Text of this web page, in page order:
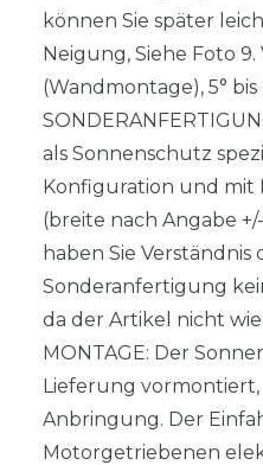
können Sie später
Neigung, Siehe Foto 9.
(Wandmontage), 5°
als Sonnenschutz
Konfiguration und mit
(breite nach Angabe
haben Sie Verständnis
Sonderanfertigung
da der Artikel nicht
MONTAGE: Der
Lieferung
Anbringung. Der
Motorgetriebenen